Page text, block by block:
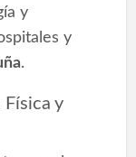
y
y
.
y